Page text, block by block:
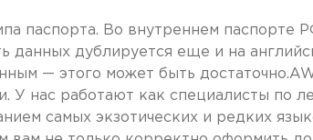
паспорта. Во внутреннем паспорте
данных дублируется еще и на
— этого может быть
нас работают как специалисты по
самых экзотических и редких